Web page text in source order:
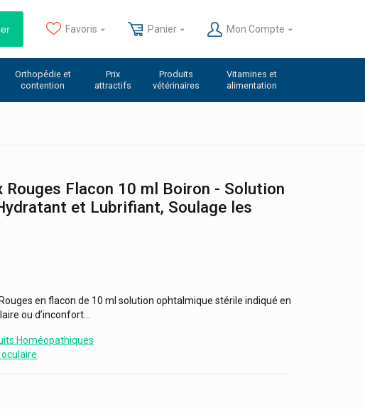
Favoris Panier Mon Compte
Orthopédie et
contention
Prix
attractifs
Produits
vétérinaires
Vitamines et
alimentation
Rouges Flacon 10 ml Boiron - Solution
et Lubrifiant, Soulage les
en flacon de 10 ml solution ophtalmique stérile indiqué en
ou d’inconfort...
Homéopathiques